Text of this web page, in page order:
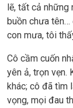
lẽ, tất cả
buồn chưa
con mưa, tôi
Cô cầm cuốn
yên ả, trọn vẹn.
khác; cô đã tìm
vọng, mọi đau